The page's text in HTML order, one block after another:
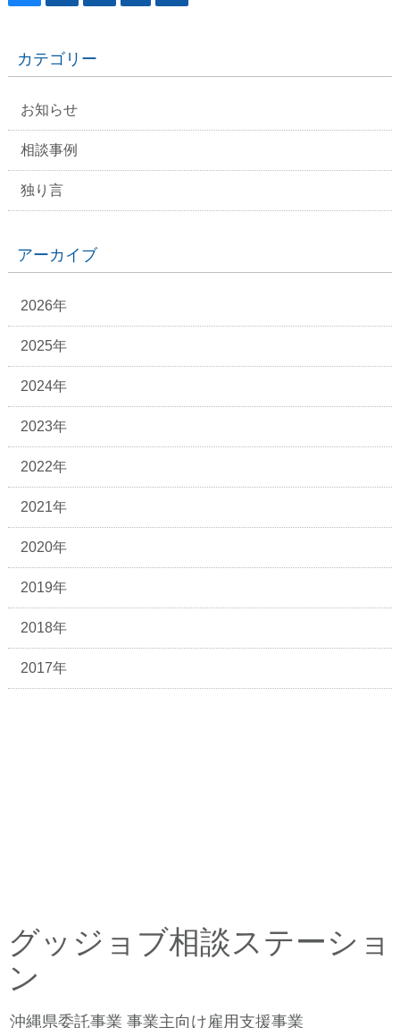
カテゴリー
お知らせ
相談事例
独り言
アーカイブ
2026年
2025年
2024年
2023年
2022年
2021年
2020年
2019年
2018年
2017年
グッジョブ相談ステーショ
ン
沖縄県委託事業 事業主向け雇用支援事業